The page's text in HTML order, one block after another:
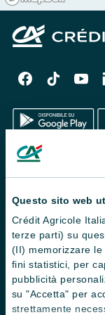
Questo sito web
Crédit Agricole
terze parti) su
(II) memorizzare
fini statistici, per
pubblicità
su "Accetta" per
strettamente
Trova filiali
Contattaci
Domande frequenti
Successioni
Servizi e pagamenti